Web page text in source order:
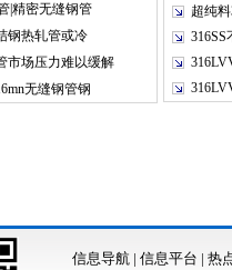
|精密无缝钢管
钢热轧管或冷
市场压力难以缓解
无缝钢管钢
超纯
316SS
信息导航| 信息平台 | 热